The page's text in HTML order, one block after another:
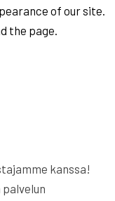
kanssa!
of our site.
the page.